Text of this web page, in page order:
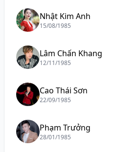
Nhật Kim Anh
15/08/1985
Lâm Chấn Khang
12/11/1985
Cao Thái Sơn
22/09/1985
Phạm Trưởng
28/01/1985